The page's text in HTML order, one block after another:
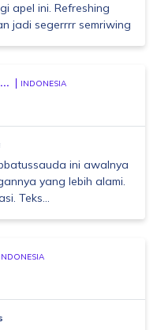
apel ini. Refreshing
jadi segerrrr semriwing
INDONESIA
ini awalnya
yang lebih alami.
Teks...
INDONESIA